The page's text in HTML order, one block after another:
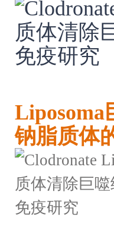
Liposoma
钠脂质体